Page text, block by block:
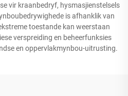
vir kraanbedryf, hysmasjienstelsels
is afhanklik van
toestande kan weerstaan
verspreiding en beheerfunksies
en oppervlakmynbou-uitrusting.